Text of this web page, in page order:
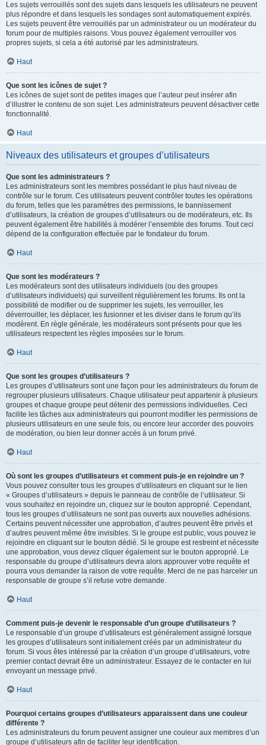
Les sujets verrouillés sont des sujets dans lesquels les utilisateurs ne peuvent
plus répondre et dans lesquels les sondages sont automatiquement expirés.
Les sujets peuvent être verrouillés par un administrateur ou un modérateur du
forum pour de multiples raisons. Vous pouvez également verrouiller vos
propres sujets, si cela a été autorisé par les administrateurs.
Haut
Que sont les icônes de sujet ?
Les icônes de sujet sont de petites images que l’auteur peut insérer afin
d’illustrer le contenu de son sujet. Les administrateurs peuvent désactiver cette
fonctionnalité.
Haut
Niveaux des utilisateurs et groupes d’utilisateurs
Que sont les administrateurs ?
Les administrateurs sont les membres possédant le plus haut niveau de
contrôle sur le forum. Ces utilisateurs peuvent contrôler toutes les opérations
du forum, telles que les paramètres des permissions, le bannissement
d’utilisateurs, la création de groupes d’utilisateurs ou de modérateurs, etc. Ils
peuvent également être habilités à modérer l’ensemble des forums. Tout ceci
dépend de la configuration effectuée par le fondateur du forum.
Haut
Que sont les modérateurs ?
Les modérateurs sont des utilisateurs individuels (ou des groupes
d’utilisateurs individuels) qui surveillent régulièrement les forums. Ils ont la
possibilité de modifier ou de supprimer les sujets, les verrouiller, les
déverrouiller, les déplacer, les fusionner et les diviser dans le forum qu’ils
modèrent. En règle générale, les modérateurs sont présents pour que les
utilisateurs respectent les règles imposées sur le forum.
Haut
Que sont les groupes d’utilisateurs ?
Les groupes d’utilisateurs sont une façon pour les administrateurs du forum de
regrouper plusieurs utilisateurs. Chaque utilisateur peut appartenir à plusieurs
groupes et chaque groupe peut détenir des permissions individuelles. Ceci
facilite les tâches aux administrateurs qui pourront modifier les permissions de
plusieurs utilisateurs en une seule fois, ou encore leur accorder des pouvoirs
de modération, ou bien leur donner accès à un forum privé.
Haut
Où sont les groupes d’utilisateurs et comment puis-je en rejoindre un ?
Vous pouvez consulter tous les groupes d’utilisateurs en cliquant sur le lien
« Groupes d’utilisateurs » depuis le panneau de contrôle de l’utilisateur. Si
vous souhaitez en rejoindre un, cliquez sur le bouton approprié. Cependant,
tous les groupes d’utilisateurs ne sont pas ouverts aux nouvelles adhésions.
Certains peuvent nécessiter une approbation, d’autres peuvent être privés et
d’autres peuvent même être invisibles. Si le groupe est public, vous pouvez le
rejoindre en cliquant sur le bouton dédié. Si le groupe est restreint et nécessite
une approbation, vous devez cliquer également sur le bouton approprié. Le
responsable du groupe d’utilisateurs devra alors approuver votre requête et
pourra vous demander la raison de votre requête. Merci de ne pas harceler un
responsable de groupe s’il refuse votre demande.
Haut
Comment puis-je devenir le responsable d’un groupe d’utilisateurs ?
Le responsable d’un groupe d’utilisateurs est généralement assigné lorsque
les groupes d’utilisateurs sont initialement créés par un administrateur du
forum. Si vous êtes intéressé par la création d’un groupe d’utilisateurs, votre
premier contact devrait être un administrateur. Essayez de le contacter en lui
envoyant un message privé.
Haut
Pourquoi certains groupes d’utilisateurs apparaissent dans une couleur
différente ?
Les administrateurs du forum peuvent assigner une couleur aux membres d’un
groupe d’utilisateurs afin de faciliter leur identification.